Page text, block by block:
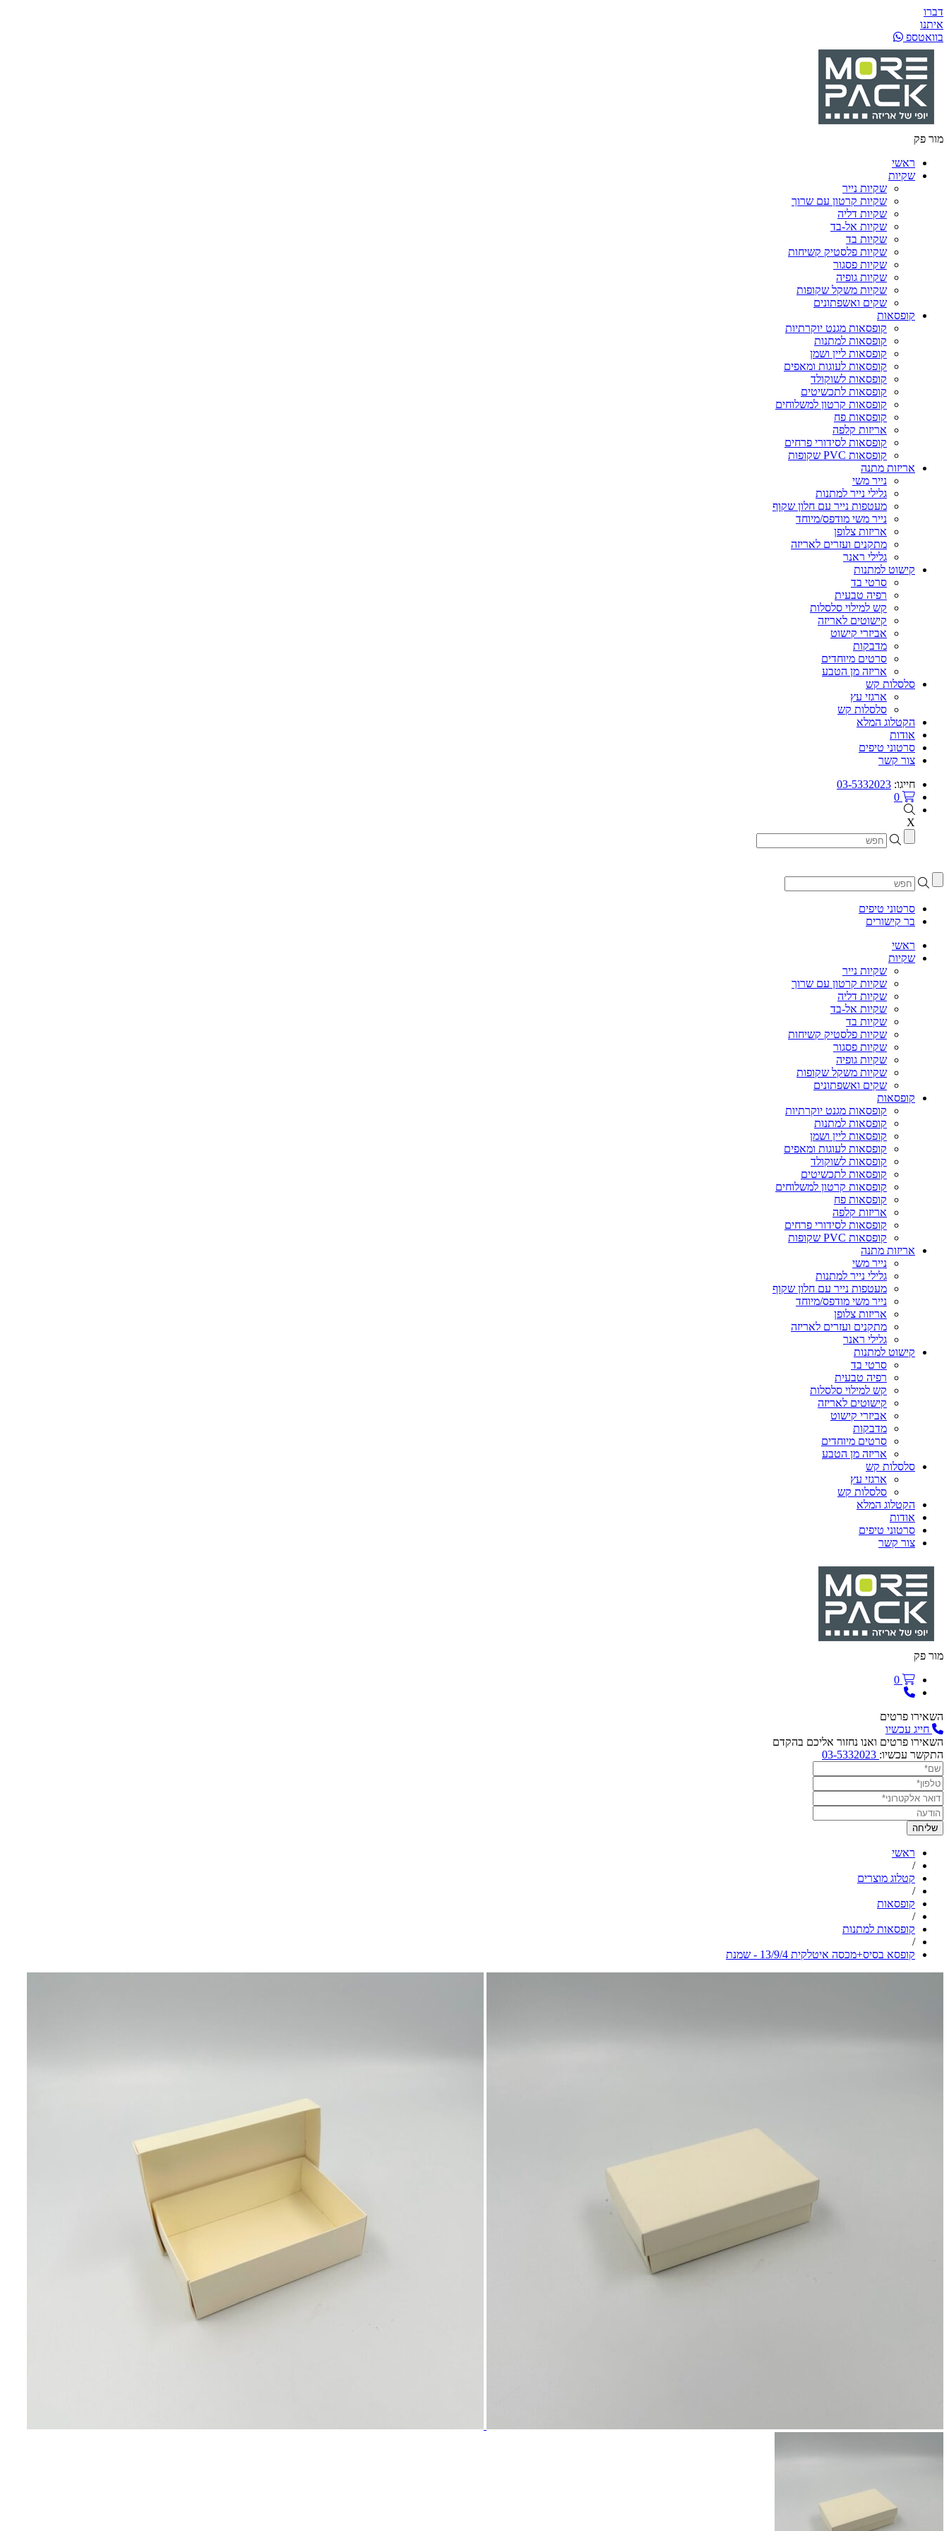
דברו
איתנו
בוואטספ
מור פק
ראשי
שקיות
שקיות נייר
שקיות קרטון עם שרוך
שקיות דליה
שקיות אל-בד
שקיות בד
שקיות פלסטיק קשיחות
שקיות פסגור
שקיות גופיה
שקיות משקל שקופות
שקים ואשפתונים
קופסאות
קופסאות מגנט יוקרתיות
קופסאות למתנות
קופסאות ליין ושמן
קופסאות לעוגות ומאפים
קופסאות לשוקולד
קופסאות לתכשיטים
קופסאות קרטון למשלוחים
קופסאות פח
אריזות קלפה
קופסאות לסידורי פרחים
קופסאות PVC שקופות
אריזות מתנה
נייר משי
גלילי נייר למתנות
מעטפות נייר עם חלון שקוף
נייר משי מודפס/מיוחד
אריזות צלופן
מתקנים ועזרים לאריזה
גלילי ראנר
קישוט למתנות
סרטי בד
רפיה טבעית
קש למילוי סלסלות
קישוטים לאריזה
אביזרי קישוט
מדבקות
סרטים מיוחדים
אריזה מן הטבע
סלסלות קש
ארגזי עץ
סלסלות קש
הקטלוג המלא
אודות
סרטוני טיפים
צור קשר
חייגו: 03-5332023
0
X
סרטוני טיפים
בר קישורים
ראשי
שקיות
שקיות נייר
שקיות קרטון עם שרוך
שקיות דליה
שקיות אל-בד
שקיות בד
שקיות פלסטיק קשיחות
שקיות פסגור
שקיות גופיה
שקיות משקל שקופות
שקים ואשפתונים
קופסאות
קופסאות מגנט יוקרתיות
קופסאות למתנות
קופסאות ליין ושמן
קופסאות לעוגות ומאפים
קופסאות לשוקולד
קופסאות לתכשיטים
קופסאות קרטון למשלוחים
קופסאות פח
אריזות קלפה
קופסאות לסידורי פרחים
קופסאות PVC שקופות
אריזות מתנה
נייר משי
גלילי נייר למתנות
מעטפות נייר עם חלון שקוף
נייר משי מודפס/מיוחד
אריזות צלופן
מתקנים ועזרים לאריזה
גלילי ראנר
קישוט למתנות
סרטי בד
רפיה טבעית
קש למילוי סלסלות
קישוטים לאריזה
אביזרי קישוט
מדבקות
סרטים מיוחדים
אריזה מן הטבע
סלסלות קש
ארגזי עץ
סלסלות קש
הקטלוג המלא
אודות
סרטוני טיפים
צור קשר
מור פק
0
השאירו פרטים
חייג עכשיו
השאירו פרטים ואנו נחזור אליכם בהקדם
התקשר עכשיו:
ראשי
/
קטלוג מוצרים
/
קופסאות
/
קופסאות למתנות
/
קופסא בסיס+מכסה איטלקית 13/9/4 - שמנת